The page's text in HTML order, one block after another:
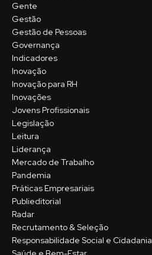
Gente
Gestão
Gestão de Pessoas
Governança
Indicadores
Inovação
Inovação para RH
Inovações
Jovens Profissionais
Legislação
Leitura
Liderança
Mercado de Trabalho
Pandemia
Práticas Empresariais
Publieditorial
Radar
Recrutamento & Seleção
Responsabilidade Social e Cidadania